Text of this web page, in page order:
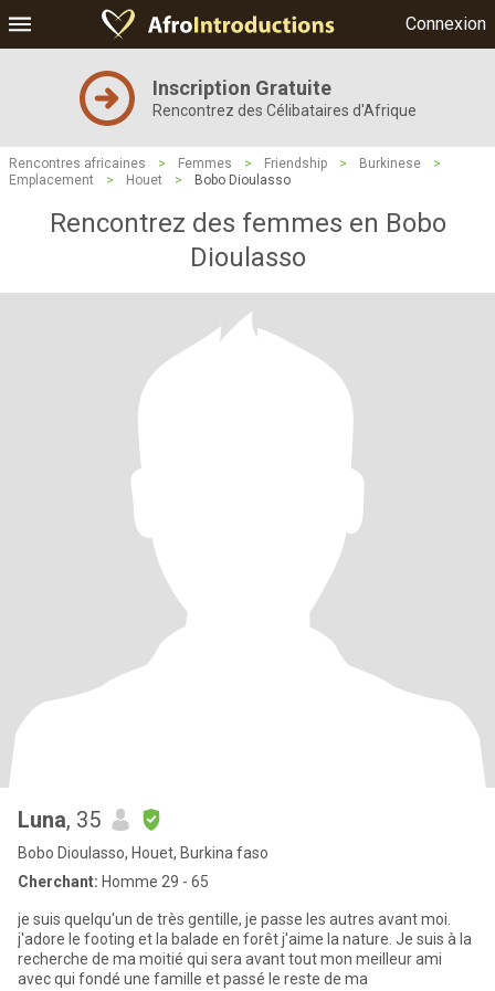
Connexion
Inscription Gratuite
Rencontrez des Célibataires d'Afrique
Rencontres africaines > Femmes > Friendship > Burkinese
>
Emplacement
> Houet > Bobo Dioulasso
Rencontrez des femmes en Bobo
Dioulasso
Luna, 35
Bobo Dioulasso, Houet, Burkina faso
Cherchant: Homme 29 - 65
je suis quelqu'un de très gentille, je passe les autres avant moi.
j'adore le footing et la balade en forêt j'aime la nature. Je suis à la
recherche de ma moitié qui sera avant tout mon meilleur ami
avec qui fondé une famille et passé le reste de ma